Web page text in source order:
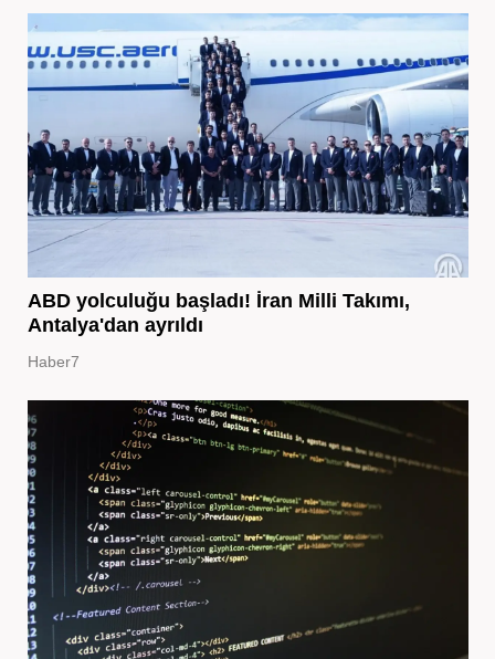
ABD yolculuğu başladı! İran Milli Takımı,
Antalya'dan ayrıldı
Haber7